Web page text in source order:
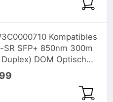
Kompatibles
SR SFP+ 850nm 300m
DOM Optische